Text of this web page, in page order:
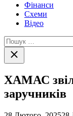
Фінанси
Схеми
Відео
Пошук:
Закрити
пошук
ХАМАС
заручників